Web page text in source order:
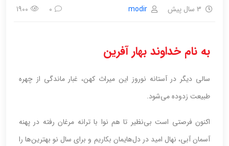
3 سال پیش modir
0
1900
به نام خداوند بهار آفرین
سالی دیگر در آستانه نوروز این میراث کهن، غبار ماندگی از چهره
طبیعت زدوده می‌شود.
اکنون فرصتی است بی‌نظیر تا هم نوا با ترانه مرغان رفته در پهنه
آسمان آبی، نهال امید در دل‌هایمان بکاریم و برای سال نو بهترین‌ها را